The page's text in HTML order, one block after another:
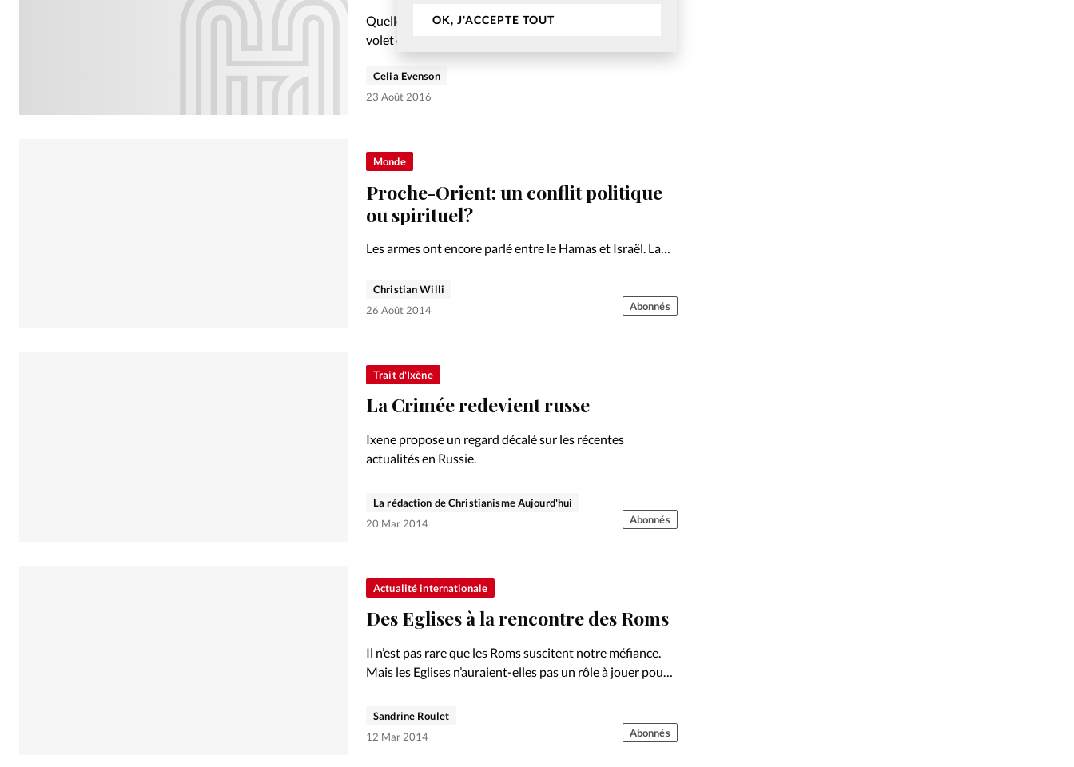
OK, J'ACCEPTE TOUT
Quelle liberté pour les évangéliques en Russie? Treizième
volet de notre série sur les pays du monde.
Celia Evenson
23 Août 2016
Monde
Proche-Orient: un conflit politique
ou spirituel?
Les armes ont encore parlé entre le Hamas et Israël. La
palestinien Hanna Massad et le pasteur et éditeur de
«Keren-Israël» Jean-Marc Thobois.
Christian Willi
26 Août 2014
Abonnés
Trait d'Ixène
La Crimée redevient russe
Ixene propose un regard décalé sur les récentes
actualités en Russie.
La rédaction de Christianisme Aujourd'hui
20 Mar 2014
Abonnés
Actualité internationale
Des Eglises à la rencontre des Roms
Il n’est pas rare que les Roms suscitent notre méfiance.
Mais les Eglises n’auraient-elles pas un rôle à jouer pour
annoncer l’Evangile?
Sandrine Roulet
12 Mar 2014
Abonnés